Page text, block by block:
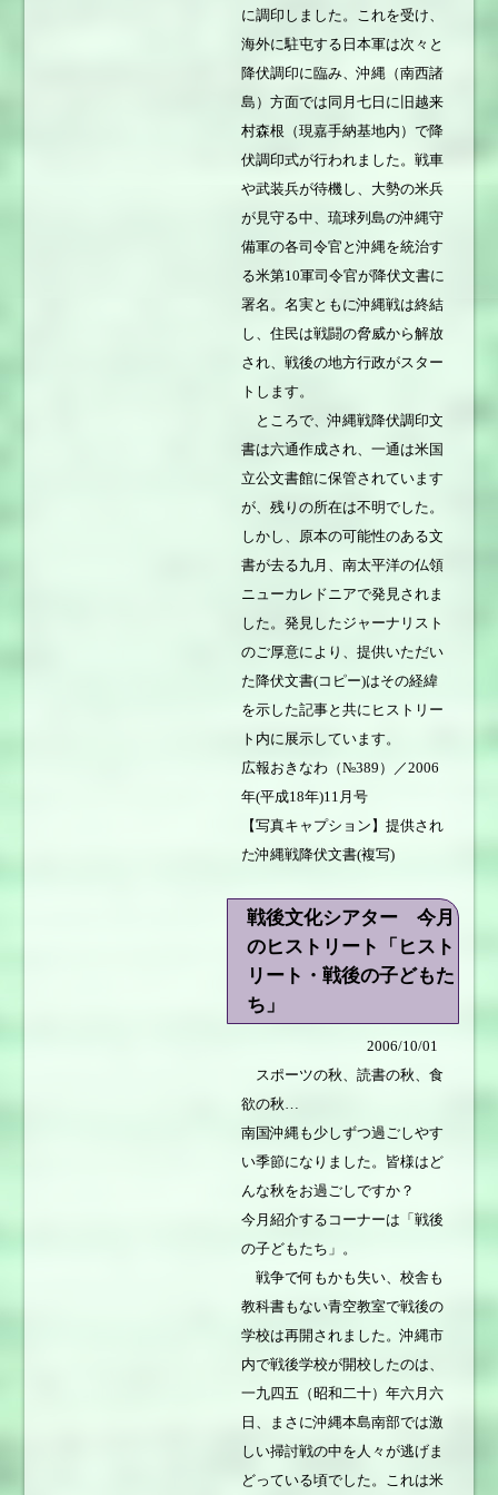
に調印しました。これを受け、
海外に駐屯する日本軍は次々と
降伏調印に臨み、沖縄（南西諸
島）方面では同月七日に旧越来
村森根（現嘉手納基地内）で降
伏調印式が行われました。戦車
や武装兵が待機し、大勢の米兵
が見守る中、琉球列島の沖縄守
備軍の各司令官と沖縄を統治す
る米第10軍司令官が降伏文書に
署名。名実ともに沖縄戦は終結
し、住民は戦闘の脅威から解放
され、戦後の地方行政がスター
トします。
ところで、沖縄戦降伏調印文
書は六通作成され、一通は米国
立公文書館に保管されています
が、残りの所在は不明でした。
しかし、原本の可能性のある文
書が去る九月、南太平洋の仏領
ニューカレドニアで発見されま
した。発見したジャーナリスト
のご厚意により、提供いただい
た降伏文書(コピー)はその経緯
を示した記事と共にヒストリー
ト内に展示しています。
広報おきなわ（№389）／2006
年(平成18年)11月号
【写真キャプション】提供され
た沖縄戦降伏文書(複写)
戦後文化シアター 今月
のヒストリート「ヒスト
リート・戦後の子どもた
ち」
2006/10/01
スポーツの秋、読書の秋、食
欲の秋…
南国沖縄も少しずつ過ごしやす
い季節になりました。皆様はど
んな秋をお過ごしですか？
今月紹介するコーナーは「戦後
の子どもたち」。
戦争で何もかも失い、校舎も
教科書もない青空教室で戦後の
学校は再開されました。沖縄市
内で戦後学校が開校したのは、
一九四五（昭和二十）年六月六
日、まさに沖縄本島南部では激
しい掃討戦の中を人々が逃げま
どっている頃でした。これは米